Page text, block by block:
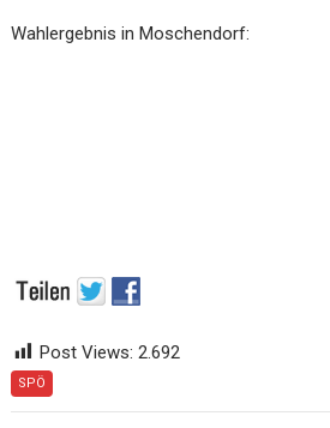
Wahlergebnis in Moschendorf:
Post Views: 2.692
SPÖ